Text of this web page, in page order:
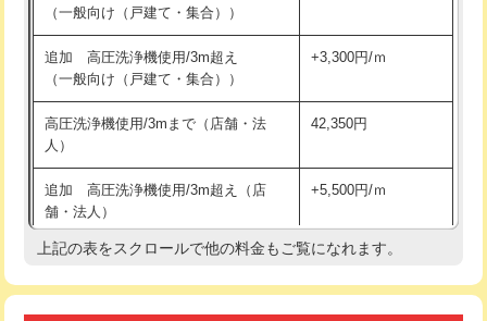
マス交換（深さ50㎝未満）
マス交換（深さ50㎝以上） 66,000円
コンクリート斫り（厚さ10㎝まで）
コンクリート斫り（厚さ10㎝超え）
モルタル補修（厚さ10㎝まで） 27,500円
モルタル補修（厚さ10㎝超え） 38,500円
洗面台設置 38,500円
持込商品取付（単水栓）
持込商品取付（混合水栓） 16,500円
給水管工事※（ホール加工)
給水管工事※（バンド止め) 3,300円
給水管工事※（支持金具設置) 5,500円
給水管工事※（保温材使用（バンド止
め込み）)
5,500円
（一般向け（戸建て・集合））
追加 高圧洗浄機使用/3m超え
（一般向け（戸建て・集合））
+3,300円/ｍ
高圧洗浄機使用/3mまで（店舗・法
人）
42,350円
追加 高圧洗浄機使用/3m超え（店
舗・法人）
+5,500円/ｍ
高度高圧洗浄換 現地調査
上記の表をスクロールで他の料金もご覧になれます。